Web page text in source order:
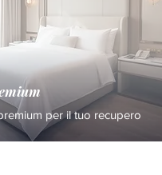
per il tuo recupero